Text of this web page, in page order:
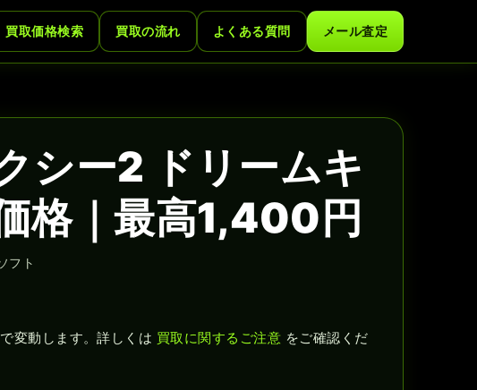
買取価格検索 買取の流れ よくある質問 メール査定
シー2 ドリームキ
格｜最高1,400円
フト
変動します。詳しくは 買取に関するご注意 をご確認くだ